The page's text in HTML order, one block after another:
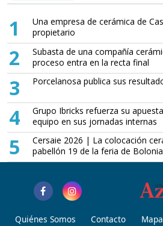
1
Una empresa de cerámica de
propietario
2
Subasta de una compañía
proceso entra en la recta final
3 Porcelanosa publica sus
4
Grupo Ibricks refuerza su
equipo en sus jornadas internas
5
Cersaie 2026 | La colocación
pabellón 19 de la feria de Bolonia
Quiénes Somos Contacto